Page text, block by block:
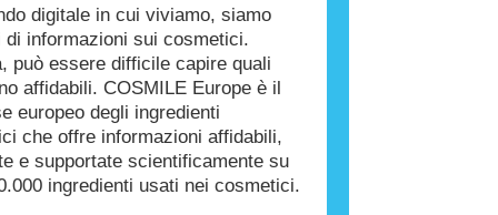
digitale in cui viviamo, siamo
di informazioni sui cosmetici.
può essere difficile capire quali
affidabili. COSMILE Europe è il
europeo degli ingredienti
che offre informazioni affidabili,
e supportate scientificamente su
ingredienti usati nei cosmetici.